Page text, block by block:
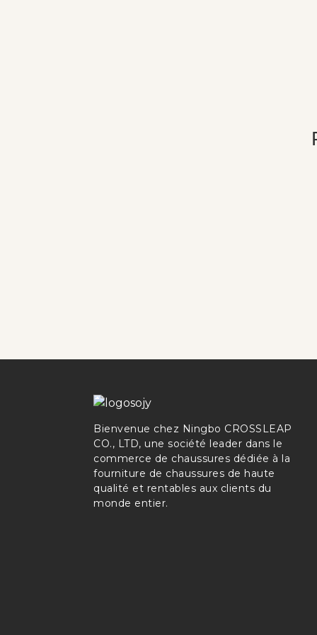
Bienvenue chez Ningbo CROSSLEAP
CO., LTD, une société leader dans le
commerce de chaussures dédiée à la
fourniture de chaussures de haute
qualité et rentables aux clients du
monde entier.